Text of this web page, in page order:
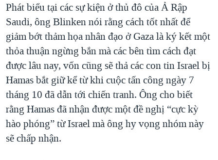
Phát biểu tại các sự kiện ở thủ đô của Ả Rập
Saudi, ông Blinken nói rằng cách tốt nhất để
giảm bớt thảm họa nhân đạo ở Gaza là ký kết một
thỏa thuận ngừng bắn mà các bên tìm cách đạt
được lâu nay, vốn cũng sẽ thả các con tin Israel bị
Hamas bắt giữ kể từ khi cuộc tấn công ngày 7
tháng 10 đã dẫn tới chiến tranh. Ông cho biết
rằng Hamas đã nhận được một đề nghị “cực kỳ
hào phóng” từ Israel mà ông hy vọng nhóm này
sẽ chấp nhận.